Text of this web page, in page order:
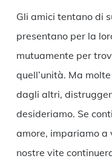
Gli amici tentano di
presentano per la
mutuamente per
quell’unità. Ma
dagli altri,
desideriamo. Se
amore, impariamo a
nostre vite